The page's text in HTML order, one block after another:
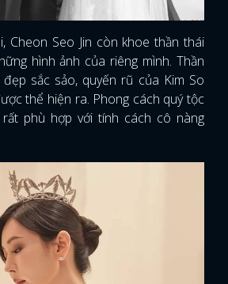
Cheon Seo Jin còn khoe thần thái
hình ảnh của riêng mình. Thần
sắc sảo, quyến rũ của Kim So
thể hiện ra. Phong cách quý tộc
phù hợp với tính cách cô nàng